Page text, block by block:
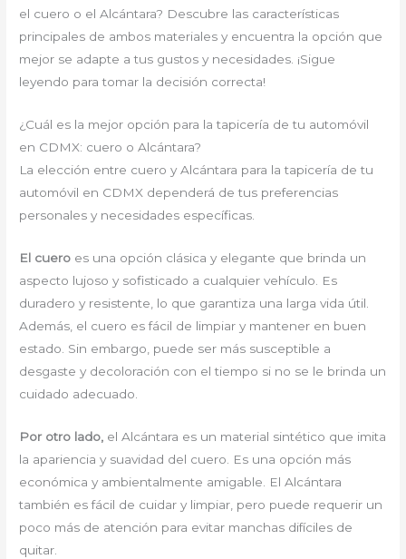
el cuero o el Alcántara? Descubre las características
principales de ambos materiales y encuentra la opción que
mejor se adapte a tus gustos y necesidades. ¡Sigue
leyendo para tomar la decisión correcta!
¿Cuál es la mejor opción para la tapicería de tu automóvil
en CDMX: cuero o Alcántara?
La elección entre cuero y Alcántara para la tapicería de tu
automóvil en CDMX dependerá de tus preferencias
personales y necesidades específicas.
El cuero es una opción clásica y elegante que brinda un
aspecto lujoso y sofisticado a cualquier vehículo. Es
duradero y resistente, lo que garantiza una larga vida útil.
Además, el cuero es fácil de limpiar y mantener en buen
estado. Sin embargo, puede ser más susceptible a
desgaste y decoloración con el tiempo si no se le brinda un
cuidado adecuado.
Por otro lado, el Alcántara es un material sintético que imita
la apariencia y suavidad del cuero. Es una opción más
económica y ambientalmente amigable. El Alcántara
también es fácil de cuidar y limpiar, pero puede requerir un
poco más de atención para evitar manchas difíciles de
quitar.